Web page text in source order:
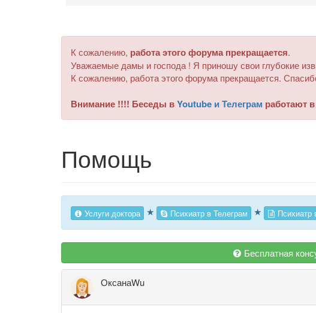
К сожалению, работа этого форума прекращается.
Уважаемые дамы и господа ! Я приношу свои глубокие
К сожалению, работа этого форума прекращается.
Внимание !!!! Беседы вYoutube и Телеграм работают
Помощь
Услуги доктора ★ Психиатр в Телеграм ★
Бесплатная
ОксанаWu